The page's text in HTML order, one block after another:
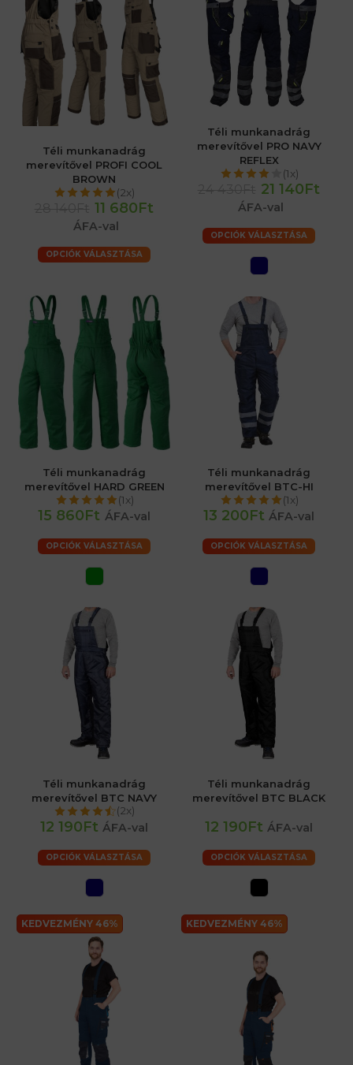
Téli munkanadrág
merevítővel PROFI COOL
BROWN
(2x)
11 680Ft
ÁFA-val
OPCIÓK VÁLASZTÁSA
Téli munkanadrág
merevítővel PRO NAVY
REFLEX
(1x)
21 140Ft
ÁFA-val
OPCIÓK VÁLASZTÁSA
Téli munkanadrág
merevítővel HARD GREEN
(1x)
15 860Ft ÁFA-val
OPCIÓK VÁLASZTÁSA
Téli munkanadrág
merevítővel BTC-HI
(1x)
13 200Ft ÁFA-val
OPCIÓK VÁLASZTÁSA
Téli munkanadrág
merevítővel BTC NAVY
(2x)
12 190Ft ÁFA-val
OPCIÓK VÁLASZTÁSA
Téli munkanadrág
merevítővel BTC BLACK
12 190Ft ÁFA-val
OPCIÓK VÁLASZTÁSA
KEDVEZMÉNY 46% KEDVEZMÉNY 46%